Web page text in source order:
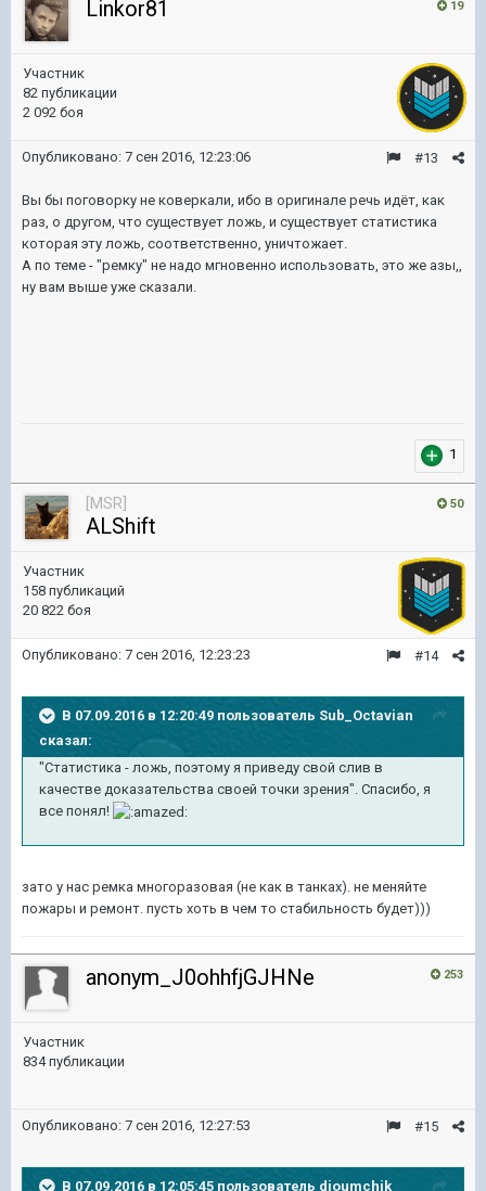
19
Linkor81
Участник
82 публикации
2 092 боя
#13
Опубликовано: 7 сен 2016, 12:23:06
Вы бы поговорку не коверкали, ибо в оригинале речь идёт, как
раз, о другом, что существует ложь, и существует статистика
которая эту ложь, соответственно, уничтожает.
А по теме - "ремку" не надо мгновенно использовать, это же азы,,
ну вам выше уже сказали.
1
50
[MSR]
ALShift
Участник
158 публикаций
20 822 боя
#14
Опубликовано: 7 сен 2016, 12:23:23
В 07.09.2016 в 12:20:49 пользователь Sub_Octavian
сказал:
"Статистика - ложь, поэтому я приведу свой слив в
качестве доказательства своей точки зрения". Спасибо, я
все понял!
зато у нас ремка многоразовая (не как в танках). не меняйте
пожары и ремонт. пусть хоть в чем то стабильность будет)))
253
anonym_J0ohhfjGJHNe
Участник
834 публикации
#15
Опубликовано: 7 сен 2016, 12:27:53
В 07.09.2016 в 12:05:45 пользователь djoumchik